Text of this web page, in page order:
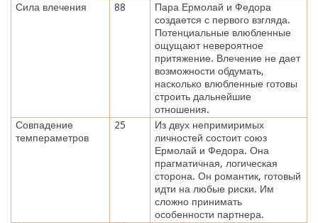
Сила влечения 88
Пара Ермолай и Федора
создается с первого взгляда.
Потенциальные влюбленные
ощущают невероятное
притяжение. Влечение не дает
возможности обдумать,
насколько влюбленные готовы
строить дальнейшие
отношения.
Совпадение
темпераметров
25
Из двух непримиримых
личностей состоит союз
Ермолай и Федора. Она
прагматичная, логическая
сторона. Он романтик, готовый
идти на любые риски. Им
сложно принимать
особенности партнера.